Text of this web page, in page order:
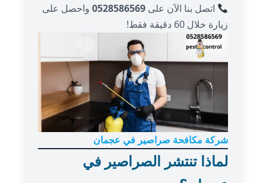
اتصل بنا الآن على0528586569 واحصل على
زيارة خلال 60 دقيقة فقط!
شركة مكافحة صراصير في عجمان
لماذا تنتشر الصراصير في